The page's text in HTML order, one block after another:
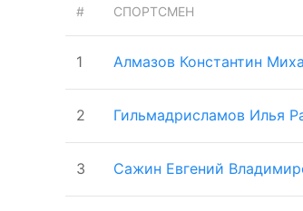
# СПОРТСМЕН
1 Алмазов Константин
2 Гильмадрисламов Илья
3 Сажин Евгений